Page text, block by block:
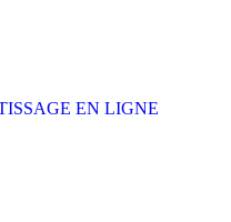
EN LIGNE